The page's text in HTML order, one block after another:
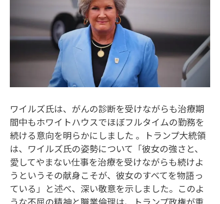
ワイルズ氏は、がんの診断を受けながらも治療期
間中もホワイトハウスでほぼフルタイムの勤務を
続ける意向を明らかにしました 。トランプ大統領
は、ワイルズ氏の姿勢について「彼女の強さと、
愛してやまない仕事を治療を受けながらも続けよ
うというその献身こそが、彼女のすべてを物語っ
ている」と述べ、深い敬意を示しました。このよ
うな不屈の精神と職業倫理は、トランプ政権が重